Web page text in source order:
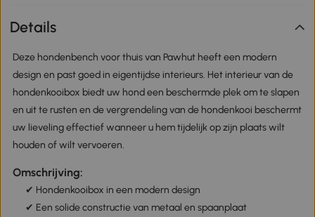
Details
Deze hondenbench voor thuis van Pawhut heeft een modern
design en past goed in eigentijdse interieurs. Het interieur van de
hondenkooibox biedt uw hond een beschermde plek om te slapen
en uit te rusten en de vergrendeling van de hondenkooi beschermt
uw lieveling effectief wanneer u hem tijdelijk op zijn plaats wilt
houden of wilt vervoeren.
Omschrijving:
✔ Hondenkooibox in een modern design
✔ Een solide constructie van metaal en spaanplaat